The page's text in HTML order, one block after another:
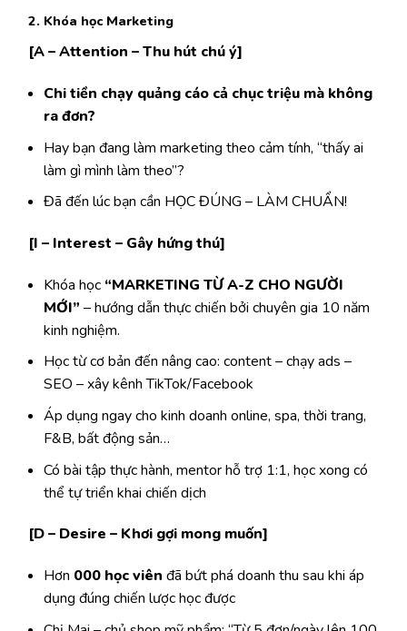
2. Khóa học Marketing
[A – Attention – Thu hút chú ý]
Chi tiền chạy quảng cáo cả chục triệu mà không
ra đơn?
Hay bạn đang làm marketing theo cảm tính, “thấy ai
làm gì mình làm theo”?
Đã đến lúc bạn cần HỌC ĐÚNG – LÀM CHUẨN!
[I – Interest – Gây hứng thú]
Khóa học “MARKETING TỪ A-Z CHO NGƯỜI
MỚI” – hướng dẫn thực chiến bởi chuyên gia 10 năm
kinh nghiệm.
Học từ cơ bản đến nâng cao: content – chạy ads –
SEO – xây kênh TikTok/Facebook
Áp dụng ngay cho kinh doanh online, spa, thời trang,
F&B, bất động sản…
Có bài tập thực hành, mentor hỗ trợ 1:1, học xong có
thể tự triển khai chiến dịch
[D – Desire – Khơi gợi mong muốn]
Hơn 000 học viên đã bứt phá doanh thu sau khi áp
dụng đúng chiến lược học được